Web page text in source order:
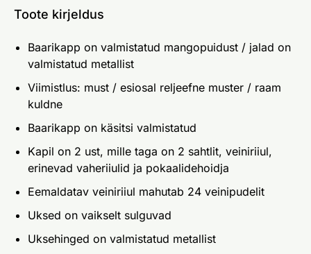
Toote kirjeldus
Baarikapp on valmistatud mangopuidust / jalad on
valmistatud metallist
Viimistlus: must / esiosal reljeefne muster / raam
kuldne
Baarikapp on käsitsi valmistatud
Kapil on 2 ust, mille taga on 2 sahtlit, veiniriiul,
erinevad vaheriiulid ja pokaalidehoidja
Eemaldatav veiniriiul mahutab 24 veinipudelit
Uksed on vaikselt sulguvad
Uksehinged on valmistatud metallist